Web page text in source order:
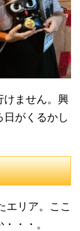
けません。興
がくるかし
エリア。ここ
・・。